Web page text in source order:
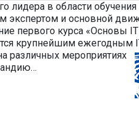
лидера в области обучения
экспертом и основной
первого курса «Основы
крупнейшим ежегодным
различных мероприятиях